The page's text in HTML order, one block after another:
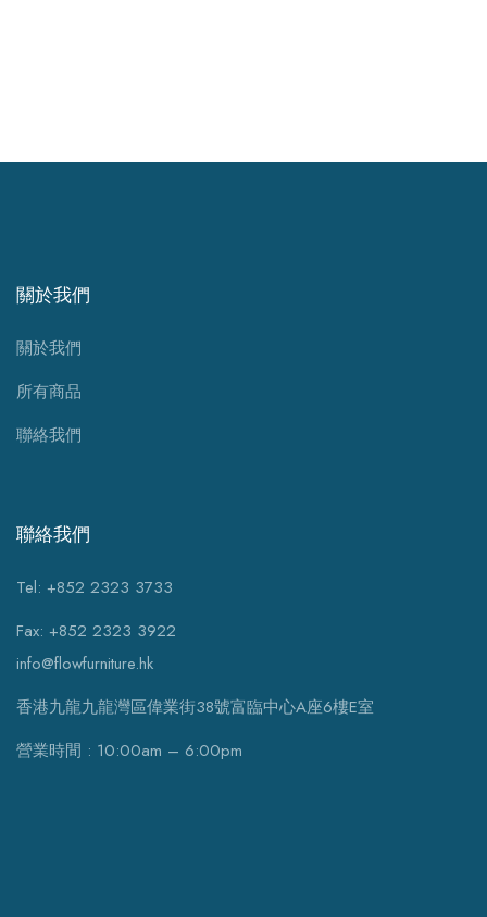
關於我們
關於我們
所有商品
聯絡我們
聯絡我們
Tel: +852 2323 3733
Fax: +852 2323 3922
info@flowfurniture.hk
香港九龍九龍灣區偉業街38號富臨中心A座6樓E室
營業時間 : 10:00am – 6:00pm